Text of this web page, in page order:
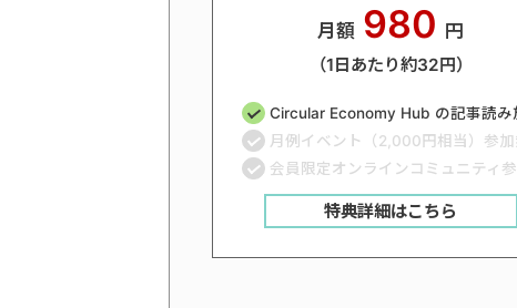
月額 980 円
（1日あたり約32円）
Circular Economy Hub の記事読み
月例イベント（2,000円相当）参加
会員限定オンラインコミュニティ
特典詳細はこちら